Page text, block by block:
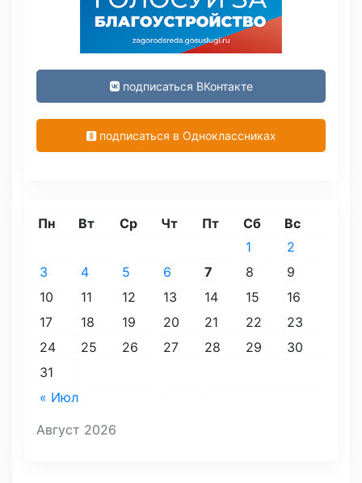
подписаться ВКонтакте
подписаться в Одноклассниках
Август 2026
Пн Вт Ср Чт Пт Сб Вс
« Июл
1
2
3
4 5 6 7 8
9
10
11 12 13 14 15
16
17
18 19 20 21 22
23
24
25 26 27 28 29
30
31